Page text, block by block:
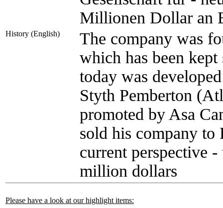
Millionen Dollar an
History (English)
The company was
which has been
today was
Styth Pemberton
promoted by Asa
sold his company
current perspective
million dollars
Please have a look at our highlight items: